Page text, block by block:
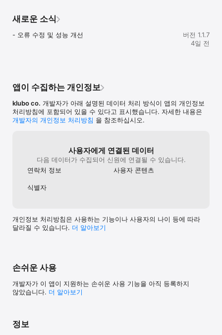
우리 모임의 회칙을 관리하고 공유할 수 있어요, 템플릿까지
[포인트 관리]
활용해 보세요.
[팀 짜기, 기록, 포메이션 짜기]
다양한 기능을 활용해서 운동 카테고리 축구, 풋살 등에서 팀을 짜고
포메이션을 짜고 골,어시스트 기록 데이터를 넣고 관리해 보세요.
[투표 관리]
일정에 알람까지 할 수 있어요.
[회비 관리]
[커뮤니티]
취미, 일상, 고민, 회원 모집, 만남, 소모임,  동호회, 친구만남,
동네친구등
마음껏 떠들고 대화해 보세요. 소소한 이야기, 아무 이야기도 좋아요.
다양한 이야기의 꽃을 피워보세요.
새로운 소식
- 오류 수정 및 성능 개선
버전 1.1.7
4일 전
앱이 수집하는 개인정보
klubo co. 개발자가 아래 설명된 데이터 처리 방식이 앱의 개인정보
처리방침에 포함되어 있을 수 있다고 표시했습니다. 자세한 내용은
개발자의 개인정보 처리방침 을 참조하십시오.
사용자에게 연결된 데이터
다음 데이터가 수집되어 신원에 연결될 수 있습니다.
연락처 정보
사용자 콘텐츠
식별자
개인정보 처리방침은 사용하는 기능이나 사용자의 나이 등에 따라
달라질 수 있습니다. 더 알⁠아⁠보⁠기
손쉬운 사용
개발자가 이 앱이 지원하는 손쉬운 사용 기능을 아직 등록하지
않았습니다. 더 알아보기
정보